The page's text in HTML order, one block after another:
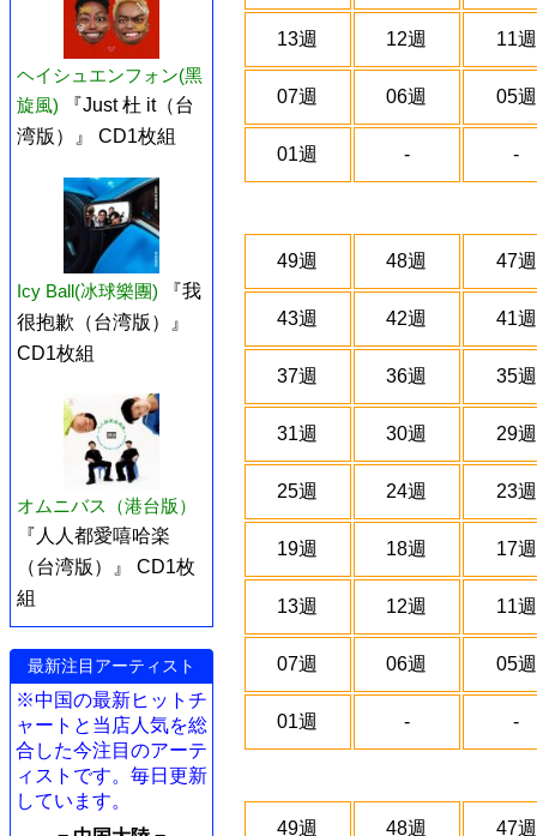
ヘイシュエンフォン(黑
旋風)
『Just 杜 it（台
湾版）』 CD1枚組
Icy Ball(冰球樂團)
『我
很抱歉（台湾版）』
CD1枚組
オムニバス（港台版）
『人人都愛嘻哈楽
（台湾版）』 CD1枚
組
最新注目アーティスト
※中国の最新ヒットチ
ャートと当店人気を総
合した今注目のアーテ
ィストです。毎日更新
しています。
13週 12週 11週
07週 06週 05週
01週 - -
49週 48週 47週
43週 42週 41週
37週 36週 35週
31週 30週 29週
25週 24週 23週
19週 18週 17週
13週 12週 11週
07週 06週 05週
01週 - -
49週 48週 47週